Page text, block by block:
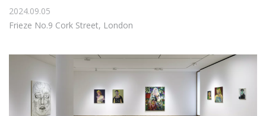
2024.09.05
Frieze No.9 Cork Street, London